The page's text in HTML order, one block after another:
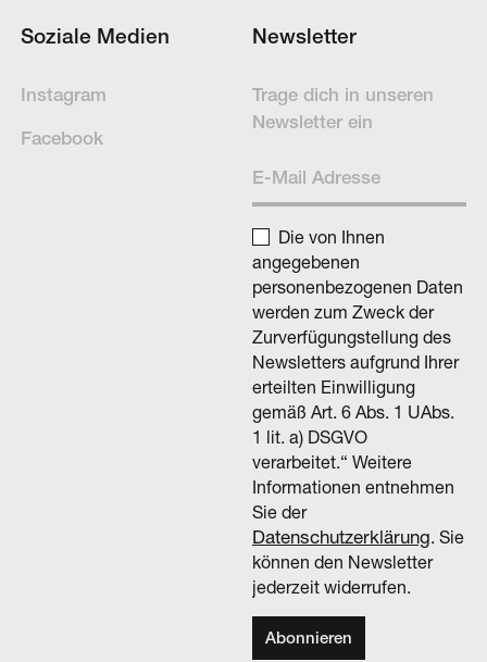
Newsletter
Trage dich in un­se­ren
News­letter ein
Die von Ihnen
angegebenen
personenbezogenen Daten
werden zum Zweck der
Zurverfügungstellung des
Newsletters aufgrund Ihrer
erteilten Einwilligung
gemäß Art. 6 Abs. 1 UAbs.
1 lit. a) DSGVO
verarbeitet.“ Weitere
Informationen entnehmen
Sie der
Datenschutzerklärung . Sie
können den Newsletter
jederzeit widerrufen.
Soziale Medien
Instagram
Facebook